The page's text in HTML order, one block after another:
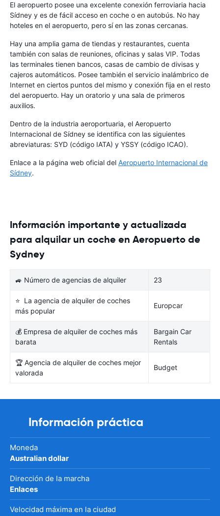
El aeropuerto posee una excelente conexión ferroviaria hacia
Sídney y es de fácil acceso en coche o en autobús. No hay
hoteles en el aeropuerto, pero sí en las zonas cercanas.
Hay una amplia gama de tiendas y restaurantes, cuenta
también con salas de reuniones, oficinas y salas VIP. Todas
las terminales tienen bancos, casas de cambio de divisas y
cajeros automáticos. Posee también el servicio inalámbrico de
Internet en ciertos puntos del mismo y conexión fija en el resto
del aeropuerto. Hay un oratorio y una sala de primeros
auxilios.
Dentro de la industria aeroportuaria, el Aeropuerto
Internacional de Sídney se identifica con las siguientes
abreviaturas: SYD (código IATA) y YSSY (código ICAO).
Enlace a la página web oficial del Aeropuerto Internacional de
Sídney.
Información importante y actualizada
para alquilar un coche en Aeropuerto de
Sydney
🚙 Número de agencias de alquiler 23
⭐ La agencia de alquiler de coches
más popular
Europcar
💰 Empresa de alquiler de coches más
barata
Bargain Car
Rentals
🏆 Agencia de alquiler de coches mejor
valorada
Budget
Información práctica
Moneda
Australian dollar
Dirección de la marcha
Enlaces
Velocidad máxima en la ciudad